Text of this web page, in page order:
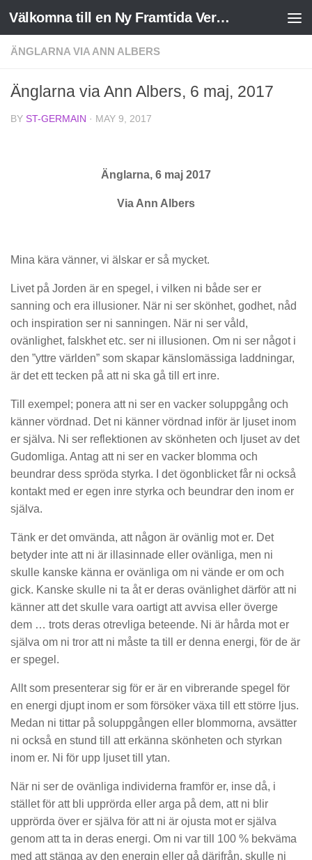
Skip to content Välkomna till en Ny Framtida Verklighet
ÄNGLARNA VIA ANN ALBERS
Änglarna via Ann Albers, 6 maj, 2017
BY ST-GERMAIN · MAY 9, 2017
Änglarna, 6 maj 2017
Via Ann Albers
Mina kära vänner, vi älskar er så mycket.
Livet på Jorden är en spegel, i vilken ni både ser er
sanning och era illusioner. När ni ser skönhet, godhet, nåd
och inspiration ser ni sanningen. När ni ser våld,
ovänlighet, falskhet etc. ser ni illusionen. Om ni ser något i
den ”yttre världen” som skapar känslomässiga laddningar,
är det ett tecken på att ni ska gå till ert inre.
Till exempel; ponera att ni ser en vacker soluppgång och
känner vördnad. Det ni känner vördnad inför är ljuset inom
er själva. Ni ser reflektionen av skönheten och ljuset av det
Gudomliga. Antag att ni ser en vacker blomma och
beundrar dess spröda styrka. I det ögonblicket får ni också
kontakt med er egen inre styrka och beundrar den inom er
själva.
Tänk er det omvända, att någon är ovänlig mot er. Det
betyder inte att ni är illasinnade eller ovänliga, men ni
skulle kanske känna er ovänliga om ni vände er om och
gick. Kanske skulle ni ta åt er deras ovänlighet därför att ni
känner att det skulle vara oartigt att avvisa eller överge
dem … trots deras otrevliga beteende. Ni är hårda mot er
själva om ni tror att ni måste ta till er denna energi, för de är
er spegel.
Allt som presenterar sig för er är en vibrerande spegel för
en energi djupt inom er som försöker växa till ett större ljus.
Medan ni tittar på soluppgången eller blommorna, avsätter
ni också en stund till att erkänna skönheten och styrkan
inom er. Ni för upp ljuset till ytan.
När ni ser de ovänliga individerna framför er, inse då, i
stället för att bli upprörda eller arga på dem, att ni blir
upprörda över er själva för att ni är ojusta mot er själva
genom att ta in deras energi. Om ni var till 100 % bekväma
med att stänga av den energin eller gå därifrån, skulle ni